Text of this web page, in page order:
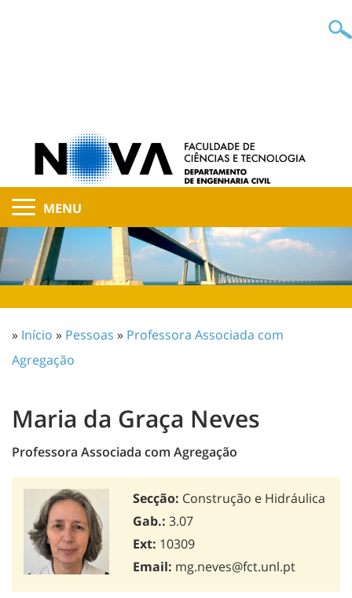
MENU
» Início » Pessoas » Professora Associada com
Agregação
Maria da Graça Neves
Professora Associada com Agregação
Secção: Construção e Hidráulica
Gab.: 3.07
Ext: 10309
Email: mg.neves@fct.unl.pt